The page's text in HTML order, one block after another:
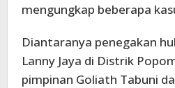
mengungkap beberapa
Diantaranya penegakan
Lanny Jaya di Distrik
pimpinan Goliath Tabuni